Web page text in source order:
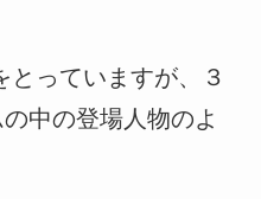
っていますが、３
中の登場人物のよ